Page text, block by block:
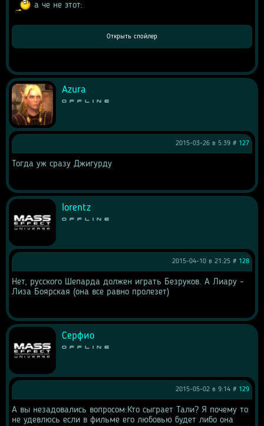
а че не этот:
Azura
Offline
2015-03-26 в 5:39 # 127
Тогда уж сразу Джигурду
lorentz
Offline
2015-04-10 в 21:25 # 128
Нет, русского Шепарда должен играть Безруков. А Лиару -
Лиза Боярская (она все равно пролезет)
Серфио
Offline
2015-05-02 в 9:14 # 129
А вы незадовались вопросом:Кто сыграет Тали? Я почему то
не удевлюсь если в фильме его любовью будет либо она